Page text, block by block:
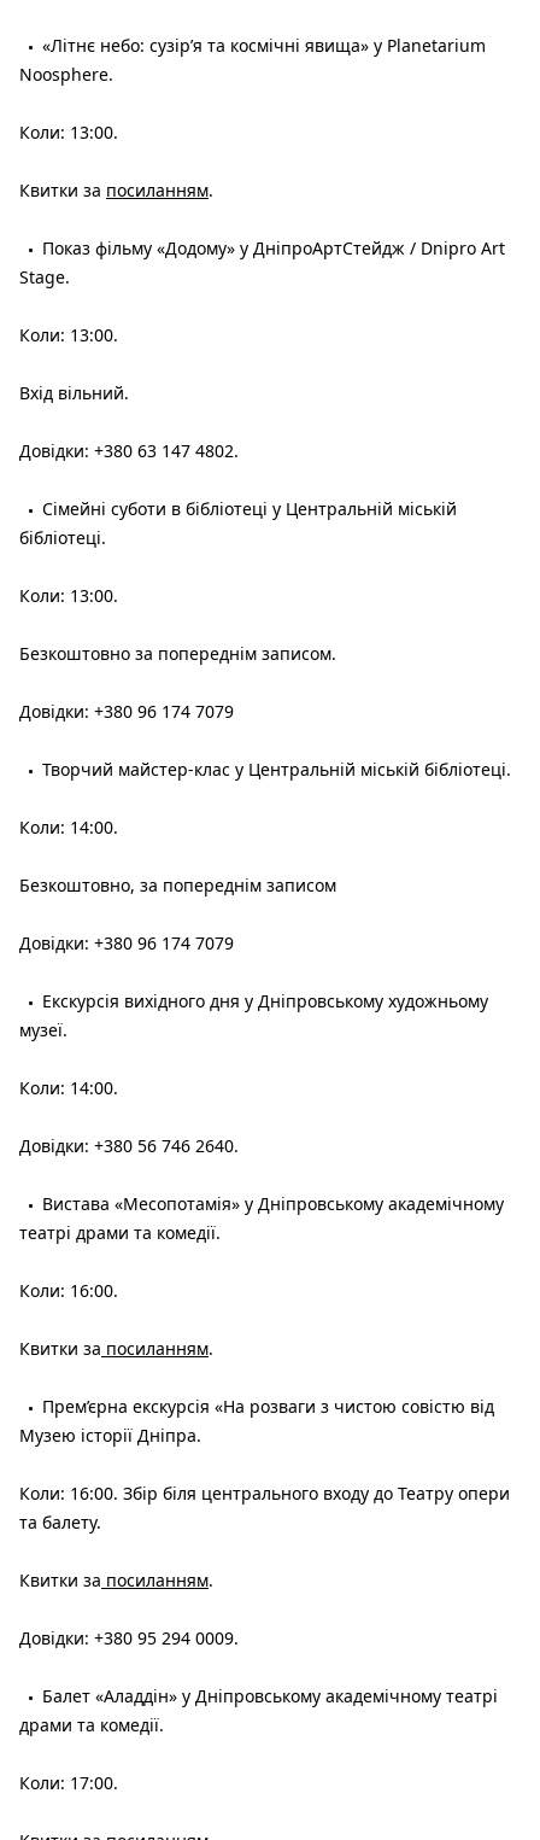
«Літнє небо: сузір’я та космічні явища» у Planetarium
Noosphere.
Коли: 13:00.
Квитки за посиланням.
Показ фільму «Додому» у ДніпроАртСтейдж / Dnipro Art
Stage.
Коли: 13:00.
Вхід вільний.
Довідки: +380 63 147 4802.
Сімейні суботи в бібліотеці у Центральній міській
бібліотеці.
Коли: 13:00.
Безкоштовно за попереднім записом.
Довідки: +380 96 174 7079
Творчий майстер-клас у Центральній міській бібліотеці.
Коли: 14:00.
Безкоштовно, за попереднім записом
Довідки: +380 96 174 7079
Екскурсія вихідного дня у Дніпровському художньому
музеї.
Коли: 14:00.
Довідки: +380 56 746 2640.
Вистава «Месопотамія» у Дніпровському академічному
театрі драми та комедії.
Коли: 16:00.
Квитки за посиланням.
Прем’єрна екскурсія «На розваги з чистою совістю від
Музею історії Дніпра.
Коли: 16:00. Збір біля центрального входу до Театру опери
та балету.
Квитки за посиланням.
Довідки: +380 95 294 0009.
Балет «Аладдін» у Дніпровському академічному театрі
драми та комедії.
Коли: 17:00.